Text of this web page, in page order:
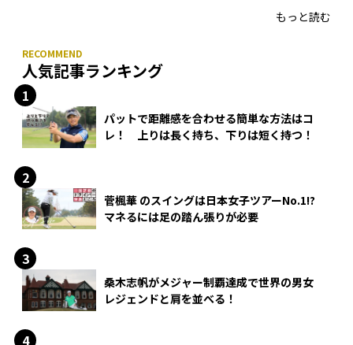
もっと読む
人気記事ランキング
パットで距離感を合わせる簡単な方法はコ
レ！ 上りは長く持ち、下りは短く持つ！
菅楓華 のスイングは日本女子ツアーNo.1!?
マネるには足の踏ん張りが必要
桑木志帆がメジャー制覇達成で世界の男女
レジェンドと肩を並べる！